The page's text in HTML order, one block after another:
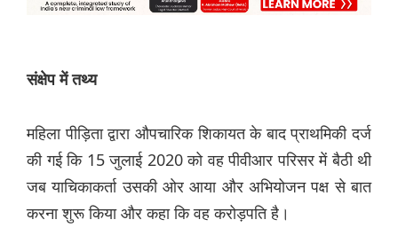
संक्षेप में तथ्य
महिला पीड़िता द्वारा औपचारिक शिकायत के बाद प्राथमिकी दर्ज
की गई कि 15 जुलाई 2020 को वह पीवीआर परिसर में बैठी थी
जब याचिकाकर्ता उसकी ओर आया और अभियोजन पक्ष से बात
करना शुरू किया और कहा कि वह करोड़पति है।